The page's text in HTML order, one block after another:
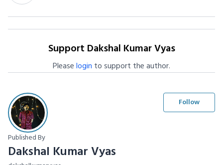
Support Dakshal Kumar Vyas
Pleaselogin to support the author.
Published By
Dakshal Kumar Vyas
Follow